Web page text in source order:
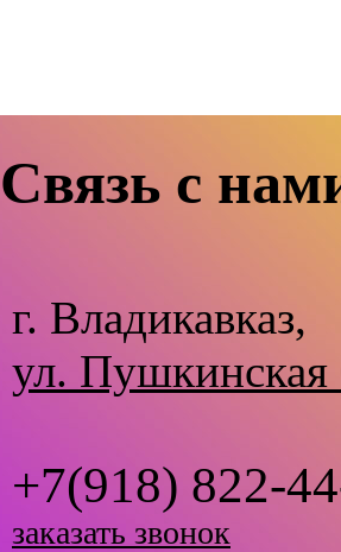
Связь с
г. Владикавказ,
ул. Пушкинская
+7(918) 822-
заказать звонок